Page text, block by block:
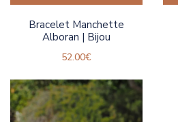
Bracelet Manchette
Alboran | Bijou
52.00€